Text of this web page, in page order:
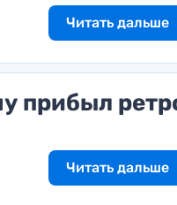
Читать дальше
прибыл
Читать дальше